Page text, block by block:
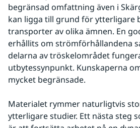
begränsad omfattning även i
kan ligga till grund för ytterligare
transporter av olika ämnen. En
erhållits om strömförhållandena
delarna av tröskelområdet
utbytessynpunkt. Kunskaperna
mycket begränsade.
Materialet rymmer naturligtvis
ytterligare studier. Ett nästa steg